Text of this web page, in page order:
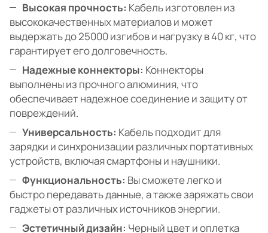
Высокая прочность: Кабель изготовлен из
высококачественных материалов и может
выдержать до 25000 изгибов и нагрузку в 40 кг, что
гарантирует его долговечность.
Надежные коннекторы: Коннекторы
выполнены из прочного алюминия, что
обеспечивает надежное соединение и защиту от
повреждений.
Универсальность: Кабель подходит для
зарядки и синхронизации различных портативных
устройств, включая смартфоны и наушники.
Функциональность: Вы сможете легко и
быстро передавать данные, а также заряжать свои
гаджеты от различных источников энергии.
Эстетичный дизайн: Черный цвет и оплетка